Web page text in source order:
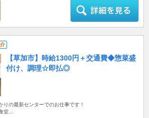
【草加市】時給1300円＋交通費◆惣菜盛
付け、調理☆即払◎
の最新センターでのお仕事です！
堂...